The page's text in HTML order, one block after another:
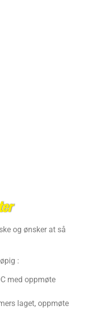
og ønsker at så
:
med oppmøte
laget, oppmøte